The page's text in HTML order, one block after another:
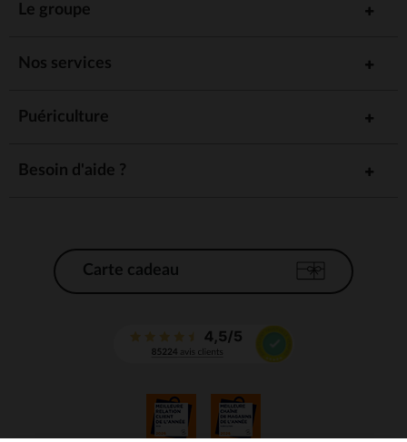
Le groupe
Nos services
Puériculture
Besoin d'aide ?
Carte cadeau